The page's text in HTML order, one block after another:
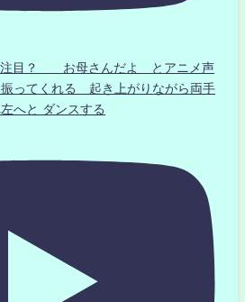
注目？ お母さんだよ とアニメ声
ってくれる 起き上がりながら両手
へと ダンスする